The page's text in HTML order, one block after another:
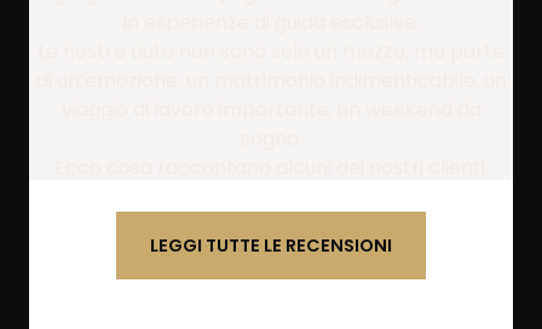
LEGGI TUTTE LE RECENSIONI